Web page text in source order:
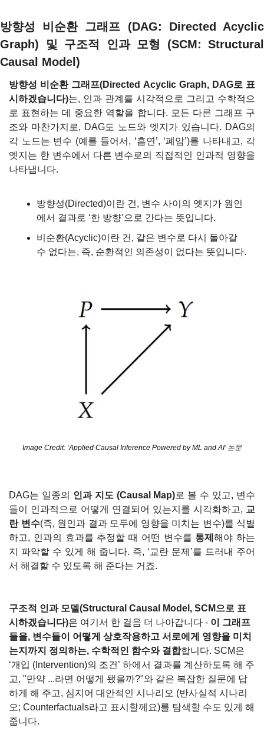
방향성 비순환 그래프 (DAG: Directed Acyclic
Graph) 및 구조적 인과 모형 (SCM: Structural
Causal Model)
방향성 비순환 그래프(Directed Acyclic Graph, DAG로 표
시하겠습니다)는, 인과 관계를 시각적으로 그리고 수학적으
로 표현하는 데 중요한 역할을 합니다. 모든 다른 그래프 구
조와 마찬가지로, DAG도 노드와 엣지가 있습니다. DAG의
각 노드는 변수 (예를 들어서, ‘흡연’, ‘폐암’)를 나타내고, 각
엣지는 한 변수에서 다른 변수로의 직접적인 인과적 영향을
나타냅니다.
방향성(Directed)이란 건, 변수 사이의 엣지가 원인
에서 결과로 ‘한 방향’으로 간다는 뜻입니다.
비순환(Acyclic)이란 건, 같은 변수로 다시 돌아갈
수 없다는, 즉, 순환적인 의존성이 없다는 뜻입니다.
Image Credit: ‘Applied Causal Inference Powered by ML and AI’ 논문
DAG는 일종의 인과 지도 (Causal Map)로 볼 수 있고, 변수
들이 인과적으로 어떻게 연결되어 있는지를 시각화하고, 교
란 변수(즉, 원인과 결과 모두에 영향을 미치는 변수)를 식별
하고, 인과의 효과를 추정할 때 어떤 변수를 통제해야 하는
지 파악할 수 있게 해 줍니다. 즉, ‘교란 문제’를 드러내 주어
서 해결할 수 있도록 해 준다는 거죠.
구조적 인과 모델(Structural Causal Model, SCM으로 표
시하겠습니다)은 여기서 한 걸음 더 나아갑니다 - 이 그래프
들을, 변수들이 어떻게 상호작용하고 서로에게 영향을 미치
는지까지 정의하는, 수학적인 함수와 결합합니다. SCM은
‘개입 (Intervention)의 조건’ 하에서 결과를 계산하도록 해 주
고, "만약 ...라면 어떻게 됐을까?"와 같은 복잡한 질문에 답
하게 해 주고, 심지어 대안적인 시나리오 (반사실적 시나리
오; Counterfactuals라고 표시할께요)를 탐색할 수도 있게 해
줍니다.